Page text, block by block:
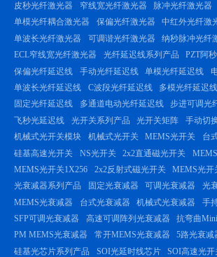
皮秒光纤激光器
窄线宽光纤激光器
脉冲光纤激光器
单模光纤耦合激光器
保偏光纤激光器
中红外光纤激
单波长光纤激光器
可调谐光纤激光器
纳秒脉冲光纤
ECL窄线宽光纤激光器
光纤延迟线系列产品
PZT阿
保偏光纤延迟线
手动光纤延迟线 单模光纤延迟线
单波长光纤延迟线
C波段光纤延迟线 多模光纤延迟线
固定光纤延迟线
多通道电动光纤延迟线
步进可调光
飞秒光延迟线
光开关系列产品 光开关矩阵 手动切
机械式光开关模块
机械式光开关 MEMS光开关
台
硅基高速光开关
NS光开关 2x2直通磁光开关
MEMS光开关1X256
2x2反射式磁光开关
MEMS光开
光衰减器系列产品
固定光衰减器 可调光衰减器
光
MEMS光衰减器
台式光衰减器 机械式光衰减器
手
SFP可调光衰减器
高速可调阵列光衰减器
抗弯曲
PM MEMS光衰减器
常开MEMS光衰减器
5路光衰减
硅基光芯片系列产品
SOI光延时线芯片
SOI高速光开